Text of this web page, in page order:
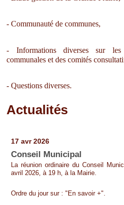
- Communauté de communes,
- Informations diverses sur les
communales et des comités
- Questions diverses.
Actualités
17 avr 2026
Conseil Municipal
La réunion ordinaire du Conseil
avril 2026, à 19 h, à la Mairie.
Ordre du jour sur : "En savoir +".
Pages